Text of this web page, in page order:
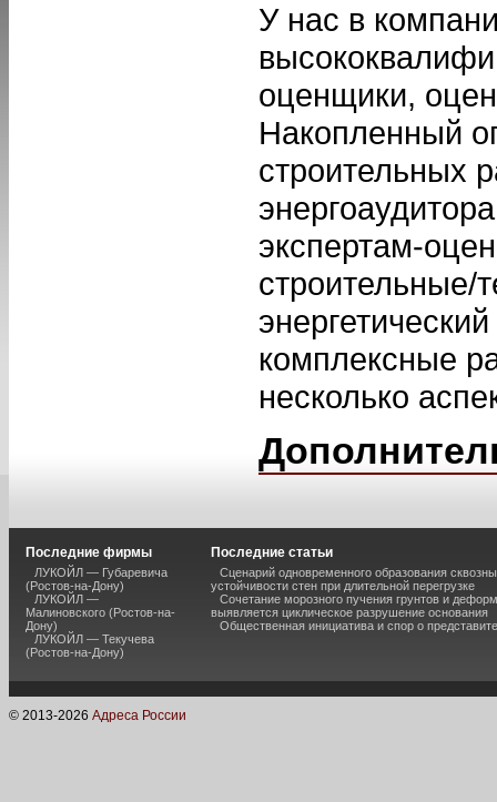
У нас в
оценщики,
Накопленный
строительных
экспертам-
строительные/
комплексные
несколько
Последние фирмы
ЛУКОЙЛ — Губаревича
(Ростов-на-Дону)
ЛУКОЙЛ —
Малиновского (Ростов-на-
Дону)
ЛУКОЙЛ — Текучева
(Ростов-на-Дону)
Последние статьи
Сценарий одновременного образования
устойчивости стен при длительной перегрузке
Сочетание морозного пучения грунтов и
выявляется циклическое разрушение основания
Общественная инициатива и спор о
© 2013-2026 Адреса России